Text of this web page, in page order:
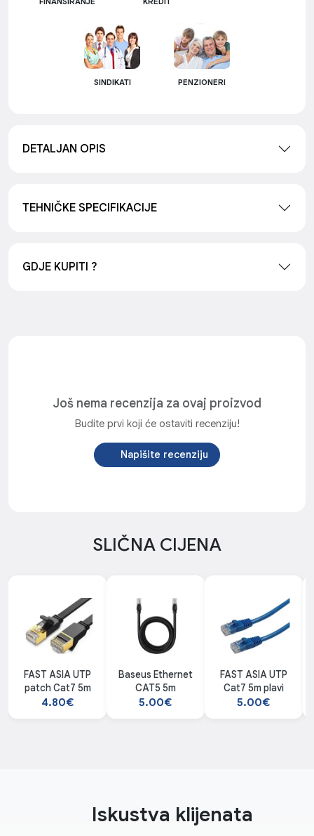
SINDIKATI PENZIONERI
DETALJAN OPIS
TEHNIČKE SPECIFIKACIJE
GDJE KUPITI ?
Još nema recenzija za ovaj proizvod
Budite prvi koji će ostaviti recenziju!
Napišite recenziju
SLIČNA CIJENA
FAST ASIA UTP
patch Cat7 5m
4.80€
Baseus Ethernet
CAT5 5m
5.00€
FAST ASIA UTP
Cat7 5m plavi
5.00€
Iskustva klijenata